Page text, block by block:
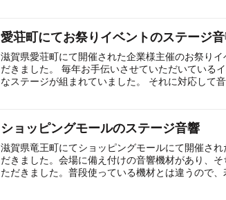
愛荘町にてお祭りイベントのステージ
滋賀県愛荘町にて開催された企業様主催のお祭り
だきました。 毎年お手伝いさせていただいている
なステージが組まれていました。 それに対応して
ショッピングモールのステージ音響
滋賀県竜王町にてショッピングモールにて開催さ
だきました。会場に備え付けの音響機材があり、
ただきました。普段使っている機材とは違うので